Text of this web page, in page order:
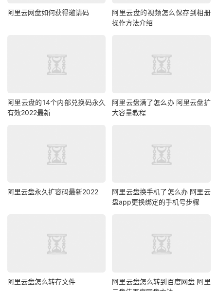
阿里云网盘如何获得邀请码
阿里云盘的视频怎么保存到相册
操作方法介绍
阿里云盘的14个内部兑换码永久
有效2022最新
阿里云盘满了怎么办 阿里云盘扩
大容量教程
阿里云盘永久扩容码最新2022
阿里云盘换手机了怎么办 阿里云
盘app更换绑定的手机号步骤
阿里云盘怎么转存文件
阿里云盘怎么转到百度网盘 阿里